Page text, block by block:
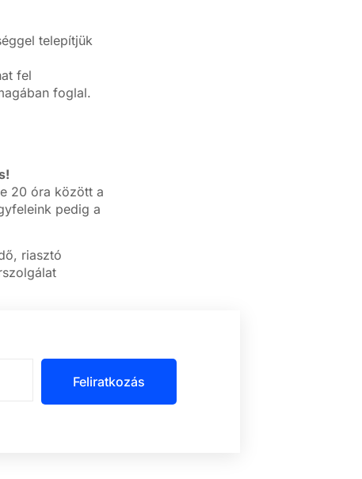
telepítjük
fel
foglal.
20 óra között a
pedig a
riasztó
Feliratkozás